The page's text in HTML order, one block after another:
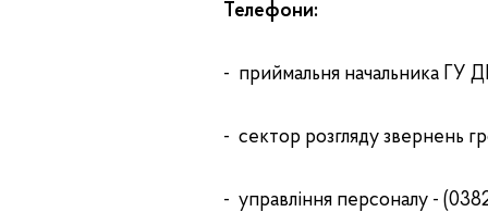
Телефони:
- приймальня начальника ГУ
- cектор розгляду звернень
- управління персоналу -